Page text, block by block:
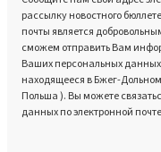
рассылку новостного
почты является
сможем отправить Вам
Ваших персональных данных
находящееся в Бжег-
Польша ). Вы можете
данных по электронной